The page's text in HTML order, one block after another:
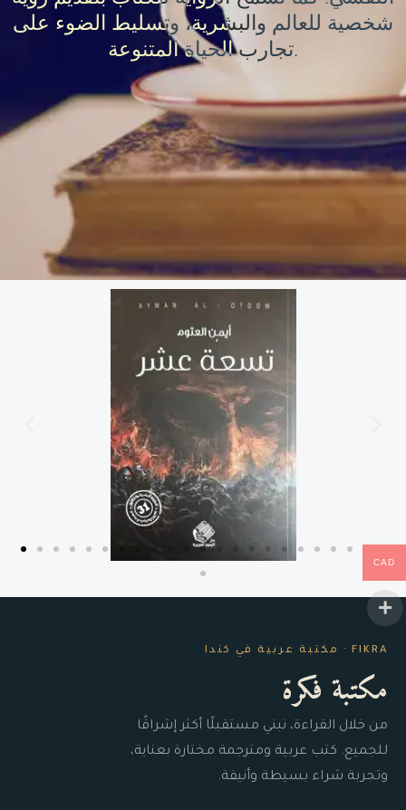
شخصية للعالم والبشرية، وتسليط الضوء على
تجارب الحياة المتنوعة.
FIKRA · مكتبة عربية في كندا
مكتبة فكرة
من خلال القراءة، نبني مستقبلًا أكثر إشراقًا
للجميع. كتب عربية ومترجمة مختارة بعناية،
وتجربة شراء بسيطة وأنيقة.
CAD